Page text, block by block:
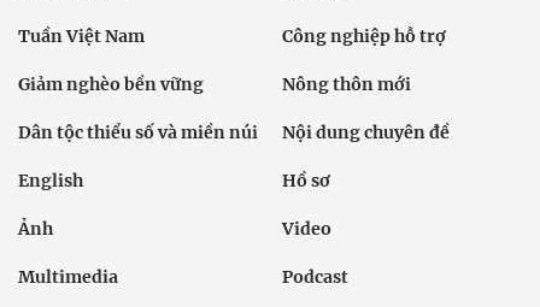
Tuần Việt Nam Công nghiệp hỗ trợ
Giảm nghèo bền vững Nông thôn mới
Dân tộc thiểu số và miền núi Nội dung chuyên đề
English Hồ sơ
Ảnh Video
Multimedia Podcast